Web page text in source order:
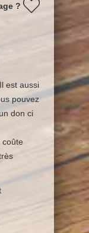
?
est aussi
pouvez
don ci
coûte